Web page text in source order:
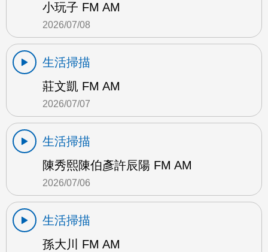
小玩子 FM AM
2026/07/08
生活掃描
莊文凱 FM AM
2026/07/07
生活掃描
陳秀熙陳伯彥許辰陽 FM AM
2026/07/06
生活掃描
孫大川 FM AM